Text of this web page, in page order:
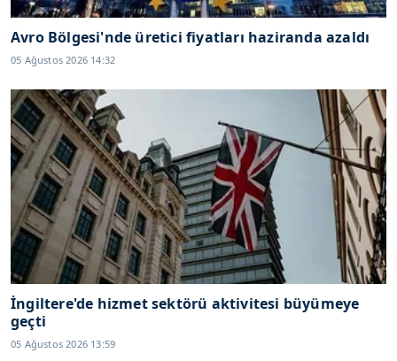
Avro Bölgesi'nde üretici fiyatları haziranda azaldı
05 Ağustos 2026 14:32
İngiltere'de hizmet sektörü aktivitesi büyümeye
geçti
05 Ağustos 2026 13:59